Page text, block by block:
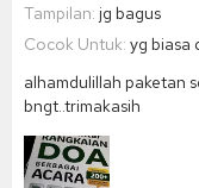
Tampilan: jg bagus
Cocok Untuk: yg biasa
alhamdulillah paketan
bngt..trimakasih